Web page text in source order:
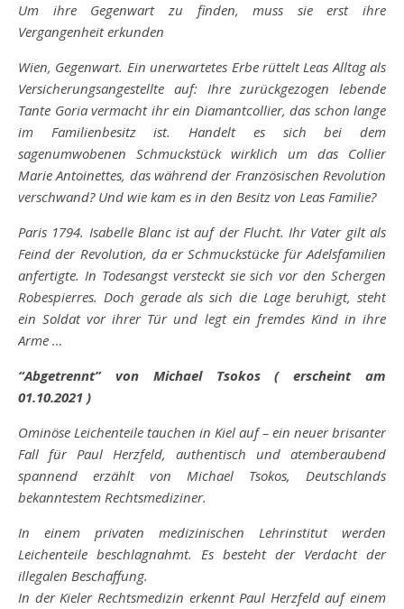
Um ihre Gegenwart zu finden, muss sie erst ihre
Vergangenheit erkunden
Wien, Gegenwart. Ein unerwartetes Erbe rüttelt Leas Alltag als
Versicherungsangestellte auf: Ihre zurückgezogen lebende
Tante Goria vermacht ihr ein Diamantcollier, das schon lange
im Familienbesitz ist. Handelt es sich bei dem
sagenumwobenen Schmuckstück wirklich um das Collier
Marie Antoinettes, das während der Französischen Revolution
verschwand? Und wie kam es in den Besitz von Leas Familie?
Paris 1794. Isabelle Blanc ist auf der Flucht. Ihr Vater gilt als
Feind der Revolution, da er Schmuckstücke für Adelsfamilien
anfertigte. In Todesangst versteckt sie sich vor den Schergen
Robespierres. Doch gerade als sich die Lage beruhigt, steht
ein Soldat vor ihrer Tür und legt ein fremdes Kind in ihre
Arme …
“Abgetrennt” von Michael Tsokos ( erscheint am
01.10.2021 )
Ominöse Leichenteile tauchen in Kiel auf – ein neuer brisanter
Fall für Paul Herzfeld, authentisch und atemberaubend
spannend erzählt von Michael Tsokos, Deutschlands
bekanntestem Rechtsmediziner.
In einem privaten medizinischen Lehrinstitut werden
Leichenteile beschlagnahmt. Es besteht der Verdacht der
illegalen Beschaffung.
In der Kieler Rechtsmedizin erkennt Paul Herzfeld auf einem